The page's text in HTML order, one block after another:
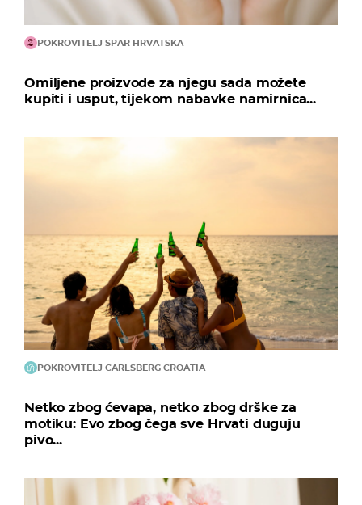
POKROVITELJ SPAR HRVATSKA
Omiljene proizvode za njegu sada možete
kupiti i usput, tijekom nabavke namirnica...
POKROVITELJ CARLSBERG CROATIA
Netko zbog ćevapa, netko zbog drške za
motiku: Evo zbog čega sve Hrvati duguju
pivo...